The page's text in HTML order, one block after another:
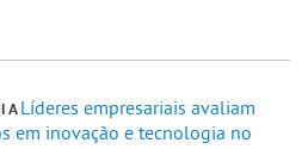
Líderes empresariais avaliam
em inovação e tecnologia no